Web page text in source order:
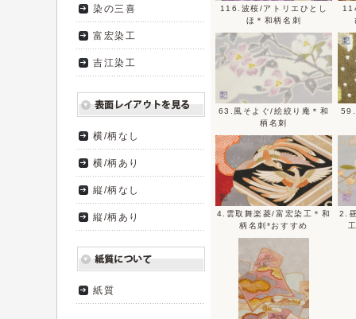
116.波桜/アトリエひとし
ほ＊和柄名刺
63.風そよぐ/絵絞り庵＊和
柄名刺
59.
4.雲取舞楽菱/富宏染工＊和
柄名刺*おすすめ
2.
染の三喜
富宏染工
吉江染工
横/柄なし
横/柄あり
縦/柄なし
縦/柄あり
紙質